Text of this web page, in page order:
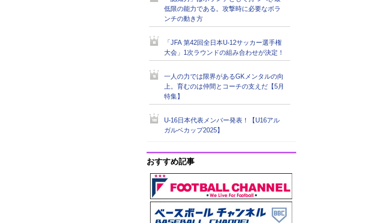
低限の能力である。攻撃時に必要なボラ
ンチの動き方
「JFA 第42回全日本U-12サッカー選手権
大会」1次ラウンドの組み合わせが決定！
一人の力では限界があるGKメンタルの向
上。育むのは仲間とコーチの支えだ【5月
特集】
U-16日本代表メンバー発表！【U16アル
ガルベカップ2025】
おすすめ記事